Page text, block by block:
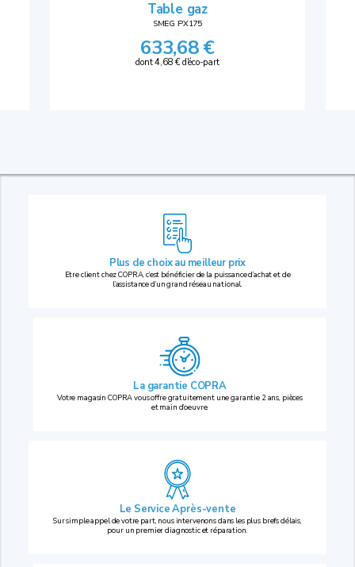
Table gaz
SMEG PX175
633,68 €
dont 4,68 € d'éco-part
Plus de choix au meilleur prix
Etre client chez COPRA, c’est bénéficier de la puissance d’achat et de
l’assistance d’un grand réseau national.
La garantie COPRA
Votre magasin COPRA vous offre gratuitement une garantie 2 ans, pièces
et main d’oeuvre.
Le Service Après-vente
Sur simple appel de votre part, nous intervenons dans les plus brefs délais,
pour un premier diagnostic et réparation.